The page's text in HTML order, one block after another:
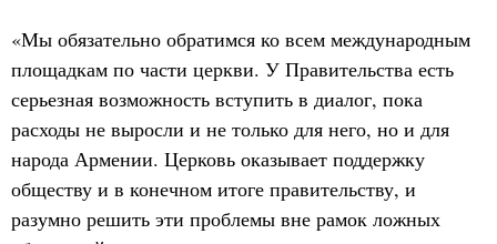
«Мы обязательно обратимся ко всем международным
площадкам по части церкви. У Правительства есть
серьезная возможность вступить в диалог, пока
расходы не выросли и не только для него, но и для
народа Армении. Церковь оказывает поддержку
обществу и в конечном итоге правительству, и
разумно решить эти проблемы вне рамок ложных